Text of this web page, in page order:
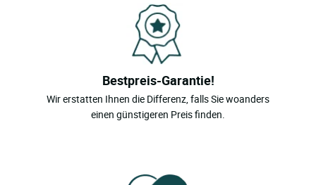
Bestpreis-Garantie!
Wir erstatten Ihnen die Differenz, falls Sie woanders
einen günstigeren Preis finden.